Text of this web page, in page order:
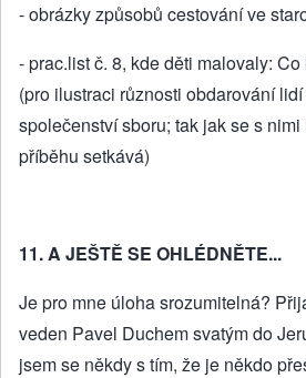
- obrázky způsobů cestování ve
- prac.list č. 8, kde děti malovaly:
(pro ilustraci různosti obdarování
společenství sboru; tak jak se s
příběhu setkává)
11. A JEŠTĚ SE OHLÉDNĚTE...
Je pro mne úloha srozumitelná?
veden Pavel Duchem svatým do
jsem se někdy s tím, že je někdo